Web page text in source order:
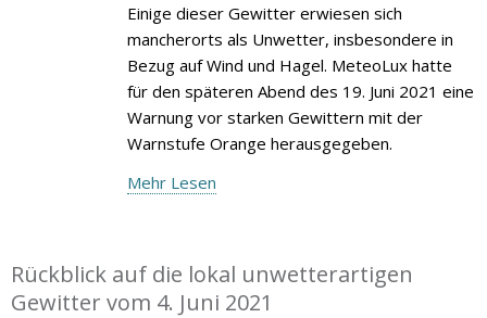
Einige dieser Gewitter erwiesen sich
mancherorts als Unwetter, insbesondere in
Bezug auf Wind und Hagel. MeteoLux hatte
für den späteren Abend des 19. Juni 2021 eine
Warnung vor starken Gewittern mit der
Warnstufe Orange herausgegeben.
Mehr Lesen
Rückblick auf die lokal unwetterartigen
Gewitter vom 4. Juni 2021